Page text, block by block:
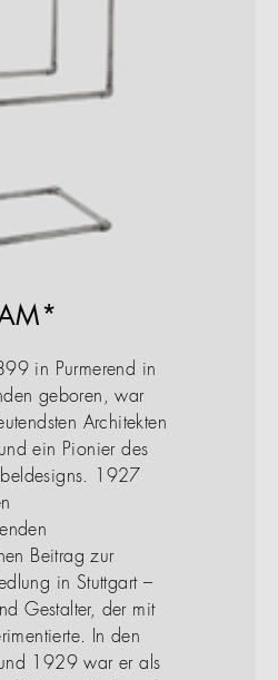
in Purmerend in
geboren, war
Architekten
ein Pionier des
1927
Beitrag zur
in Stuttgart –
Gestalter, der mit
In den
1929 war er als